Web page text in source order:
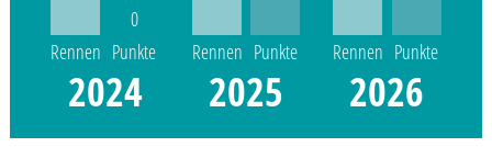
Rennen
0
Punkte
2024
Rennen Punkte
2025
Rennen Punkte
2026